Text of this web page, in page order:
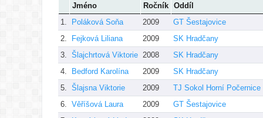
Jméno Ročník Oddíl
1.
Poláková Soňa 2009
GT Šestajovice
2.
Fejková Liliana 2009
SK Hradčany
3.
Šlajchrtová Viktorie 2008
SK Hradčany
4.
Bedford Karolína 2009
SK Hradčany
5.
Šlajsna Viktorie 2009
TJ Sokol Horní Počernice
6.
Věříšová Laura 2009
GT Šestajovice